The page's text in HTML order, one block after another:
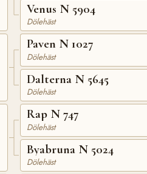
Venus N 5904
Dölehäst
Paven N 1027
Dölehäst
Dalterna N 5645
Dölehäst
Rap N 747
Dölehäst
Byabruna N 5024
Dölehäst